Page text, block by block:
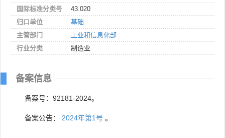
国际标准分类号
43.020
归口单位
基础
主管部门
工业和信息化部
行业分类
制造业
备案信息
备案号：92181-2024。
备案公告： 2024年第1号 。